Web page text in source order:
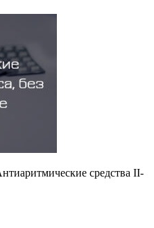
средства II-